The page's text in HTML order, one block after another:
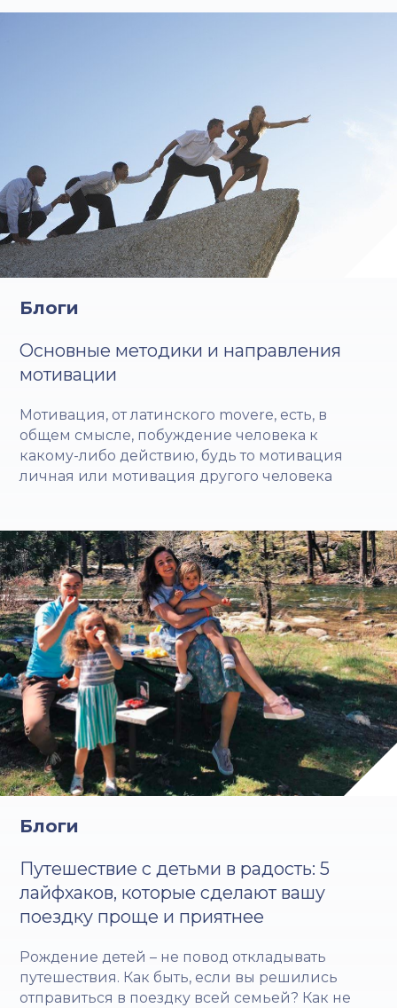
Блоги
Основные методики и направления
мотивации
Мотивация, от латинского movere, есть, в
общем смысле, побуждение человека к
какому-либо действию, будь то мотивация
личная или мотивация другого человека
Блоги
Путешествие с детьми в радость: 5
лайфхаков, которые сделают вашу
поездку проще и приятнее
Рождение детей – не повод откладывать
путешествия. Как быть, если вы решились
отправиться в поездку всей семьей? Как не